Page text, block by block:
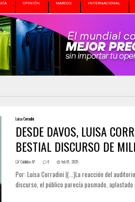
OPINIÓN NARCOS INTERNACIONAL
Luisa Corradini
DESDE DAVOS, LUISA
BESTIAL DISCURSO DE
Cabildeo AP 0 feb 01, 2025
Por: Luisa Corradini |(...)La reacción del
discurso, el público parecía pasmado,